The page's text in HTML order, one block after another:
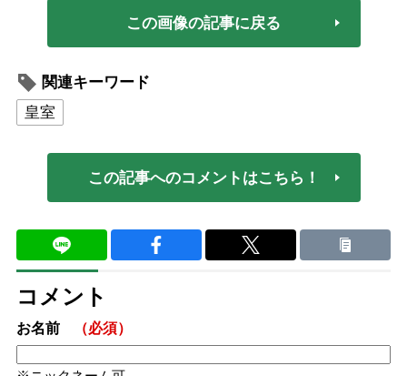
この画像の記事に戻る
関連キーワード
皇室
この記事へのコメントはこちら！
コメント
お名前 （必須）